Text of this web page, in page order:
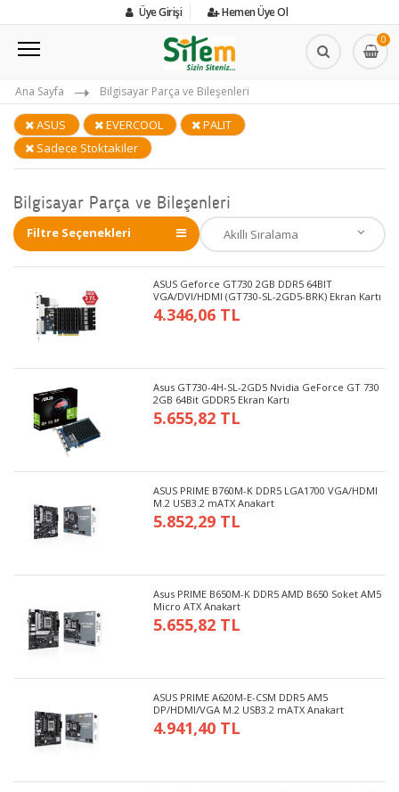
Üye Girişi Hemen Üye Ol
0
Ana Sayfa Bilgisayar Parça ve Bileşenleri
ASUS EVERCOOL
PALIT
Sadece Stoktakiler
Bilgisayar Parça ve Bileşenleri
Filtre Seçenekleri
ASUS Geforce GT730 2GB DDR5 64BIT
VGA/DVI/HDMI (GT730-SL-2GD5-BRK) Ekran Kartı
4.346,06 TL
Asus GT730-4H-SL-2GD5 Nvidia GeForce GT 730
2GB 64Bit GDDR5 Ekran Kartı
5.655,82 TL
ASUS PRIME B760M-K DDR5 LGA1700 VGA/HDMI
M.2 USB3.2 mATX Anakart
5.852,29 TL
Asus PRIME B650M-K DDR5 AMD B650 Soket AM5
Micro ATX Anakart
5.655,82 TL
ASUS PRIME A620M-E-CSM DDR5 AM5
DP/HDMI/VGA M.2 USB3.2 mATX Anakart
4.941,40 TL